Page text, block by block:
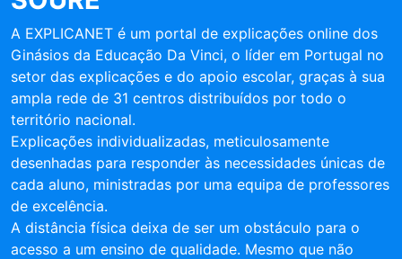
A EXPLICANET é um portal de explicações online dos
Ginásios da Educação Da Vinci, o líder em Portugal no
setor das explicações e do apoio escolar, graças à sua
ampla rede de 31 centros distribuídos por todo o
território nacional.
Explicações individualizadas, meticulosamente
desenhadas para responder às necessidades únicas de
cada aluno, ministradas por uma equipa de professores
de excelência.
A distância física deixa de ser um obstáculo para o
acesso a um ensino de qualidade. Mesmo que não